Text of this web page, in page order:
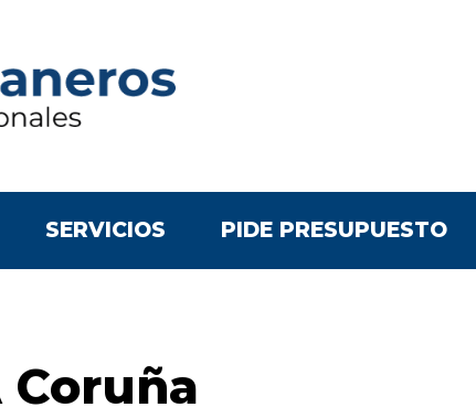
SERVICIOS PIDE PRESUPUESTO